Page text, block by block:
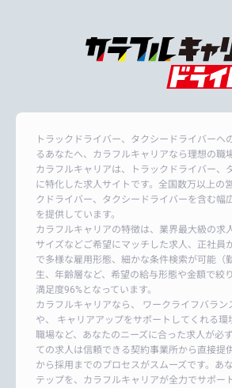
トラックドライバー、タクシードライバーへ
るあなたへ、カラフルキャリアなら理想の職
カラフルキャリアは、トラックドライバー、
に特化した求人サイトです。全国数万以上の
クドライバー、タクシードライバーを含む幅
を提供しています。
カラフルキャリアの特徴は、業界最大級の求
サイズなどご希望にマッチした求人、正社員
で多様な雇用形態、細かな条件検索が可能（
生、年齢層など、希望の給与形態や金額で絞
満足度96%となっています。
カラフルキャリアなら、 ワークライフバラン
や、 キャリアアップをサポートしてくれる環
職場など、あなたのニーズに合った求人が必
ての求人は信頼できる契約事業所から直接提
から採用までのプロセスがスムーズです。あ
テップを、カラフルキャリアが全力でサポー